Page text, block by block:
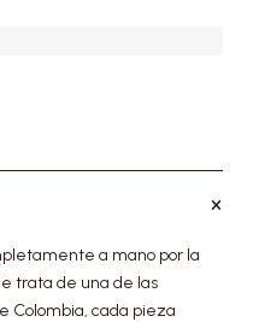
a mano por la
trata de una de las
Colombia, cada pieza